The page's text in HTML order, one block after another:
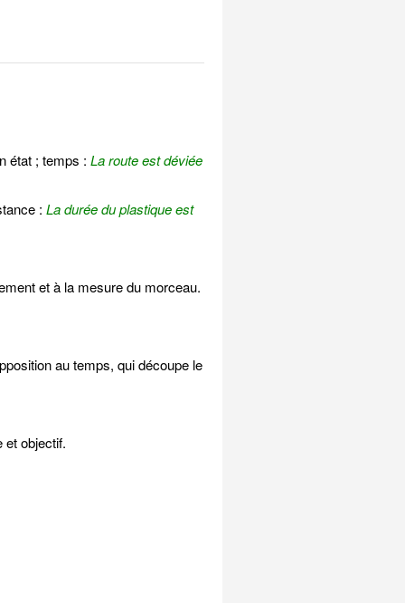
état ; temps : La route est déviée
: La durée du plastique est
et à la mesure du morceau.
au temps, qui découpe le
et objectif.